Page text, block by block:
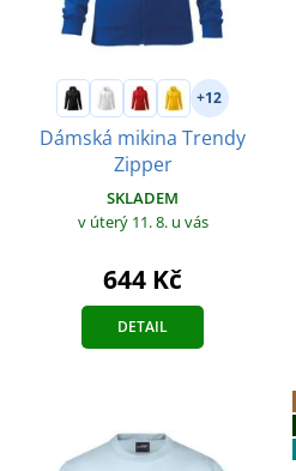
+12
Dámská mikina Trendy
Zipper
SKLADEM
v úterý 11. 8. u vás
644 Kč
DETAIL